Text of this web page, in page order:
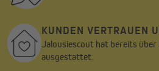
KUNDEN VERTRAUEN
Jalousiescout hat bereits über
ausgestattet.